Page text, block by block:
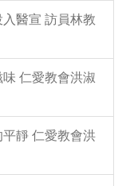
醫宣 訪員林教
仁愛教會洪淑
靜 仁愛教會洪